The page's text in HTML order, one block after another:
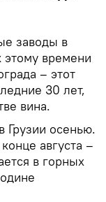
заводы в
этому времени
– этот
30 лет,
вина.
Грузии осенью.
августа –
в горных